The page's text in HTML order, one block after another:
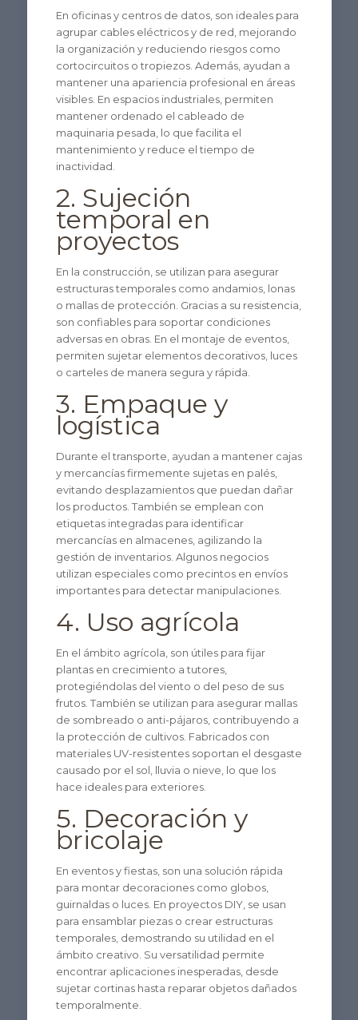
En oficinas y centros de datos, son ideales para
agrupar cables eléctricos y de red, mejorando
la organización y reduciendo riesgos como
cortocircuitos o tropiezos. Además, ayudan a
mantener una apariencia profesional en áreas
visibles. En espacios industriales, permiten
mantener ordenado el cableado de
maquinaria pesada, lo que facilita el
mantenimiento y reduce el tiempo de
inactividad.
2. Sujeción
temporal en
proyectos
En la construcción, se utilizan para asegurar
estructuras temporales como andamios, lonas
o mallas de protección. Gracias a su resistencia,
son confiables para soportar condiciones
adversas en obras. En el montaje de eventos,
permiten sujetar elementos decorativos, luces
o carteles de manera segura y rápida.
3. Empaque y
logística
Durante el transporte, ayudan a mantener cajas
y mercancías firmemente sujetas en palés,
evitando desplazamientos que puedan dañar
los productos. También se emplean con
etiquetas integradas para identificar
mercancías en almacenes, agilizando la
gestión de inventarios. Algunos negocios
utilizan especiales como precintos en envíos
importantes para detectar manipulaciones.
4. Uso agrícola
En el ámbito agrícola, son útiles para fijar
plantas en crecimiento a tutores,
protegiéndolas del viento o del peso de sus
frutos. También se utilizan para asegurar mallas
de sombreado o anti-pájaros, contribuyendo a
la protección de cultivos. Fabricados con
materiales UV-resistentes soportan el desgaste
causado por el sol, lluvia o nieve, lo que los
hace ideales para exteriores.
5. Decoración y
bricolaje
En eventos y fiestas, son una solución rápida
para montar decoraciones como globos,
guirnaldas o luces. En proyectos DIY, se usan
para ensamblar piezas o crear estructuras
temporales, demostrando su utilidad en el
ámbito creativo. Su versatilidad permite
encontrar aplicaciones inesperadas, desde
sujetar cortinas hasta reparar objetos dañados
temporalmente.